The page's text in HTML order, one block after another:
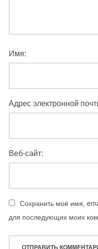
Имя:
Адрес электронной
Веб-сайт:
Сохранить моё имя,
для последующих моих